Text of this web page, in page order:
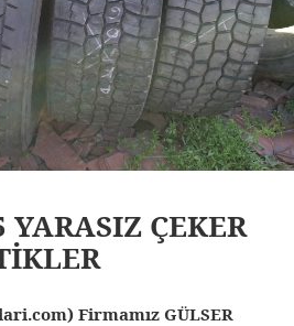
YARASIZ ÇEKER
Firmamız GÜLSER